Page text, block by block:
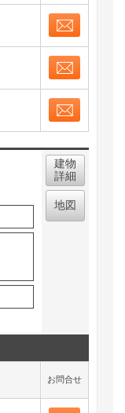
建物
詳細
地図
お問合せ